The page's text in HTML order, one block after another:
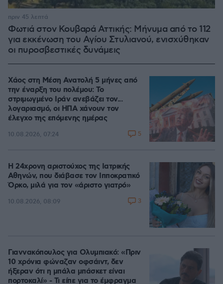
Φωτιά στον Κουβαρά Αττικής: Μήνυμα από το 112
για εκκένωση του Αγίου Στυλιανού, ενισχύθηκαν
οι πυροσβεστικές δυνάμεις
πριν 45 λεπτά
Χάος στη Μέση Ανατολή 5 μήνες από
την έναρξη του πολέμου: Το
στριμωγμένο Ιράν ανεβάζει τον...
λογαριασμό, οι ΗΠΑ χάνουν τον
έλεγχο της επόμενης ημέρας
10.08.2026, 07:24 5
Η 24χρονη αριστούχος της Ιατρικής
Αθηνών, που διάβασε τον Ιπποκρατικό
Όρκο, μιλά για τον «άριστο γιατρό»
10.08.2026, 08:09 3
Γιαννακόπουλος για Ολυμπιακό: «Πριν
10 χρόνια φώναζαν οφσάιντ, δεν
ήξεραν ότι η μπάλα μπάσκετ είναι
πορτοκαλί» - Τι είπε για το έμφραγμα